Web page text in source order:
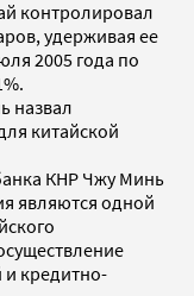
контролировал
удерживая ее
2005 года по
назвал
китайской
КНР Чжу Минь
являются одной
кредитно-